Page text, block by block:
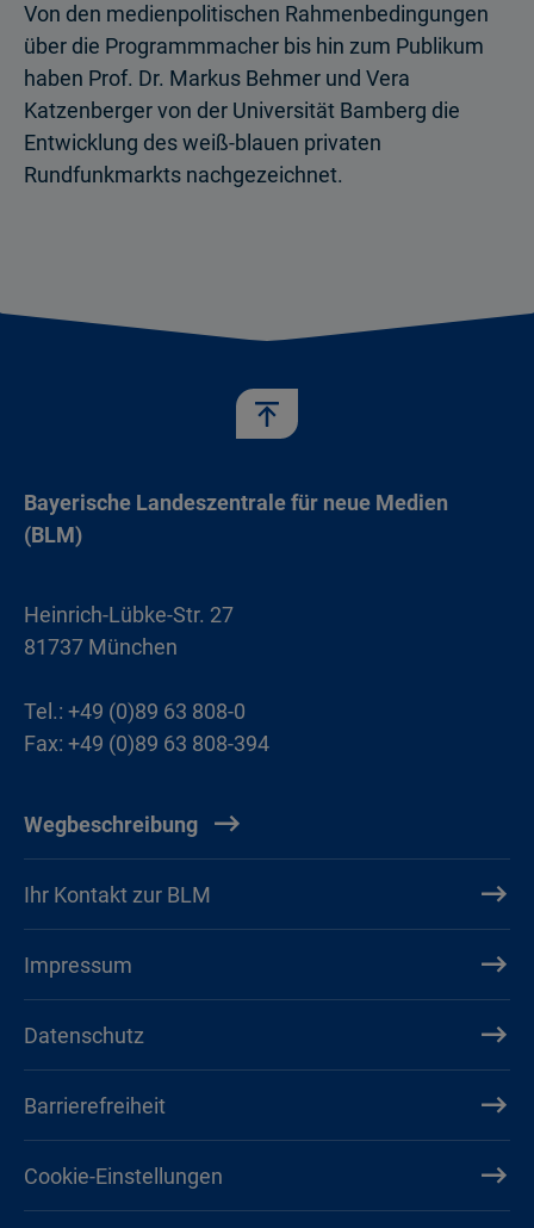
Von den medienpolitischen Rahmenbedingungen
über die Programm­macher bis hin zum Publikum
haben Prof. Dr. Markus Behmer und Vera
Katzenberger von der Universität Bamberg die
Entwicklung des weiß-blauen privaten
Rundfunkmarkts nachgezeichnet.
Bayerische Landeszentrale für neue Medien
(BLM)
Heinrich-Lübke-Str. 27
81737 München
Tel.: +49 (0)89 63 808-0
Fax: +49 (0)89 63 808-394
Wegbeschreibung
Ihr Kontakt zur BLM
Impressum
Datenschutz
Barrierefreiheit
Cookie-Einstellungen